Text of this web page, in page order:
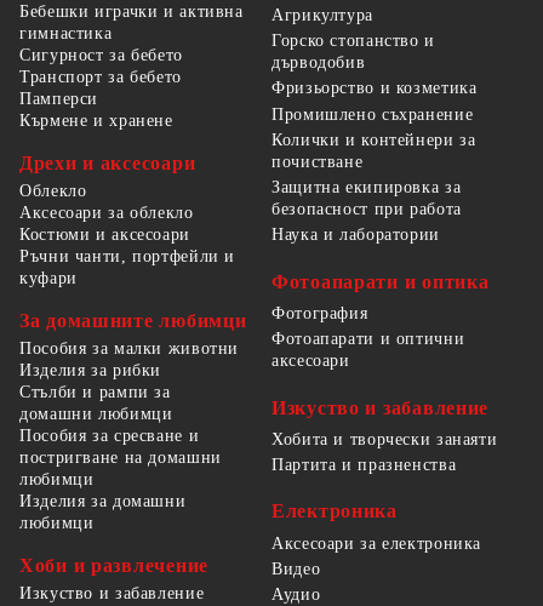
Бебешки играчки и активна
гимнастика
Сигурност за бебето
Транспорт за бебето
Памперси
Кърмене и хранене
Дрехи и аксесоари
Облекло
Аксесоари за облекло
Костюми и аксесоари
Ръчни чанти, портфейли и
куфари
За домашните любимци
Пособия за малки животни
Изделия за рибки
Стълби и рампи за
домашни любимци
Пособия за сресване и
постригване на домашни
любимци
Изделия за домашни
любимци
Хоби и развлечение
Изкуство и забавление
Агрикултура
Горско стопанство и
дърводобив
Фризьорство и козметика
Промишлено съхранение
Колички и контейнери за
почистване
Защитна екипировка за
безопасност при работа
Наука и лаборатории
Фотоапарати и оптика
Фотография
Фотоапарати и оптични
аксесоари
Изкуство и забавление
Хобита и творчески занаяти
Партита и празненства
Електроника
Аксесоари за електроника
Видео
Аудио